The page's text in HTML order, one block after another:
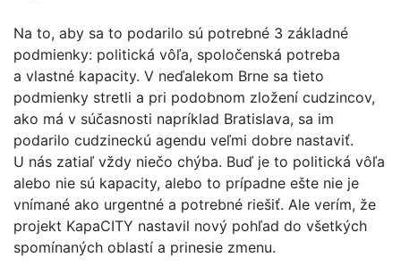
Na to, aby sa to podarilo sú potrebné 3 základné
podmienky: politická vôľa, spoločenská potreba
a vlastné kapacity. V neďalekom Brne sa tieto
podmienky stretli a pri podobnom zložení cudzincov,
ako má v súčasnosti napríklad Bratislava, sa im
podarilo cudzineckú agendu veľmi dobre nastaviť.
U nás zatiaľ vždy niečo chýba. Buď je to politická vôľa
alebo nie sú kapacity, alebo to prípadne ešte nie je
vnímané ako urgentné a potrebné riešiť. Ale verím, že
projekt KapaCITY nastavil nový pohľad do všetkých
spomínaných oblastí a prinesie zmenu.